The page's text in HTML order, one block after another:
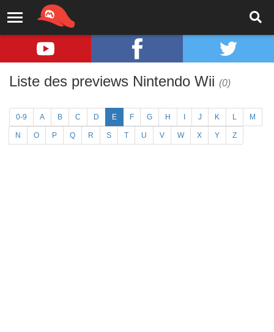
Liste des previews Nintendo Wii (0)
0-9 A B C D E F G H J K L M
N O P Q R S T U V W X Y Z